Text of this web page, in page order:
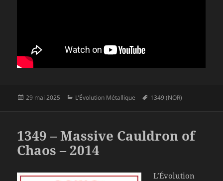
Publié
29 mai 2025 Catégories
L'Évolution Métallique
Mots-
1349 (NOR)
1349 – Massive Cauldron of
Chaos – 2014
L’Évolution